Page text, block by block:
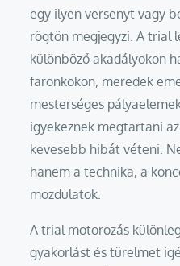
egy ilyen versenyt vagy
rögtön megjegyzi. A trial
különböző akadályokon
farönkökön, meredek
mesterséges
igyekeznek megtartani
kevesebb hibát véteni.
hanem a technika, a
mozdulatok.
A trial motorozás
gyakorlást és türelmet